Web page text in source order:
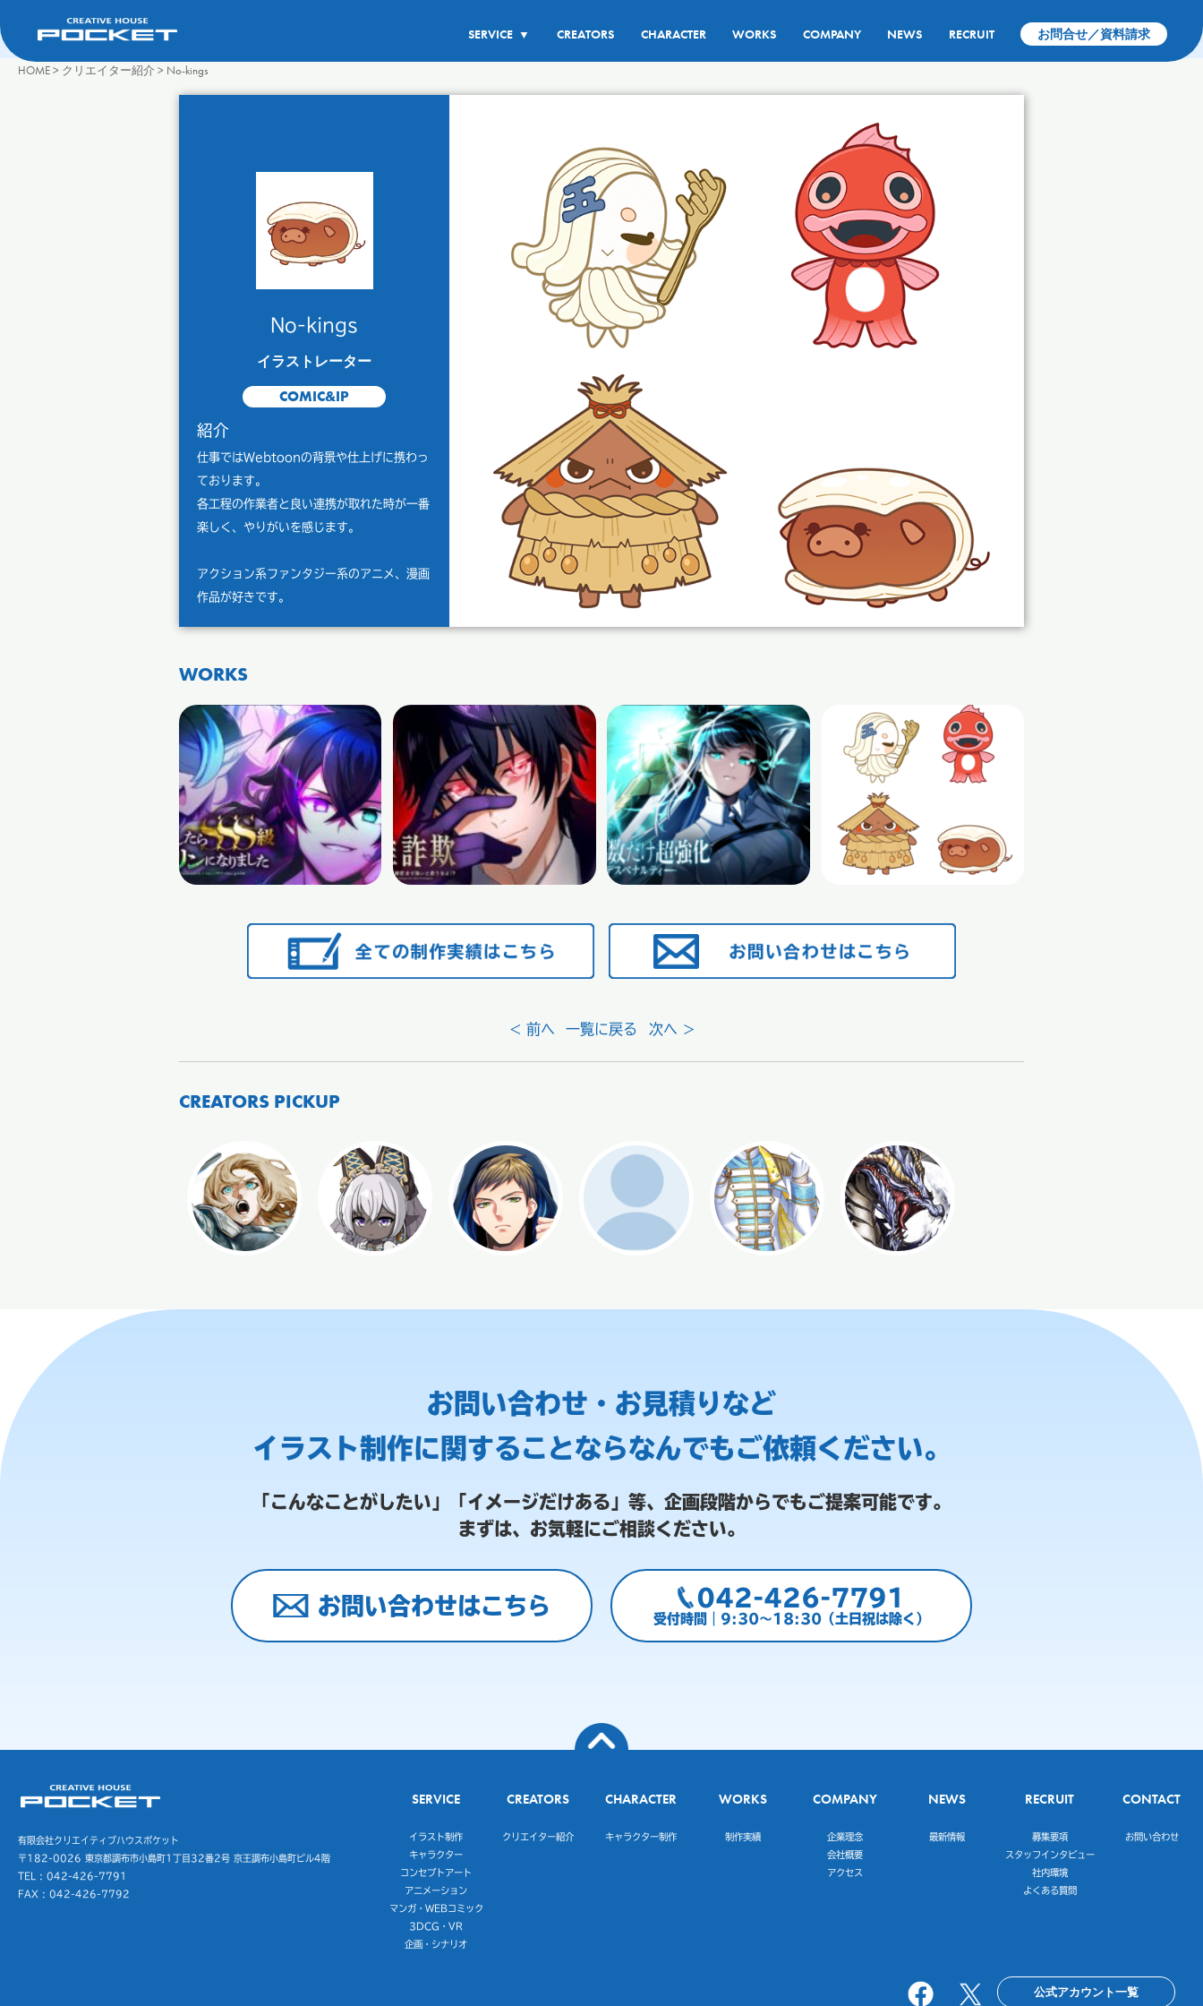
SERVICE ▼ CREATORS CHARACTER WORKS COMPANY NEWS RECRUIT お問合せ／資料請求
HOME> クリエイター紹介 > No-kings
No-kings
イラストレーター
COMIC&IP
紹介
仕事ではWebtoonの背景や仕上げに携わっ
ております。
各工程の作業者と良い連携が取れた時が一番
楽しく、やりがいを感じます。
アクション系ファンタジー系のアニメ、漫画
作品が好きです。
WORKS
< 前へ 一覧に戻る 次へ >
CREATORS PICKUP
お問い合わせ・お見積りなど
イラスト制作に関することならなんでもご依頼ください。
「こんなことがしたい」「イメージだけある」等、 企画段階からでもご提案可能です。
まずは、お気軽にご相談ください。
お問い合わせはこちら 042-426-7791
受付時間｜9:30～18:30（土日祝は除く）
有限会社クリエイティブハウスポケット
〒182-0026 東京都調布市小島町1丁目32番2号京王調布小島町ビル4階
TEL : 042-426-7791
FAX : 042-426-7792
SERVICE
イラスト制作
キャラクター
コンセプトアート
アニメーション
マンガ・WEBコミック
3DCG・VR
企画・シナリオ
CREATORS
クリエイター紹介
CHARACTER
キャラクター制作
WORKS
制作実績
COMPANY
企業理念
会社概要
アクセス
NEWS
最新情報
RECRUIT
募集要項
スタッフインタビュー
社内環境
よくある質問
CONTACT
お問い合わせ
公式アカウント一覧